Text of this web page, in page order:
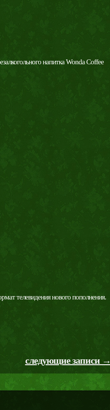
напитка Wonda Coffee
телевидения нового пополнения.
следующие записи →